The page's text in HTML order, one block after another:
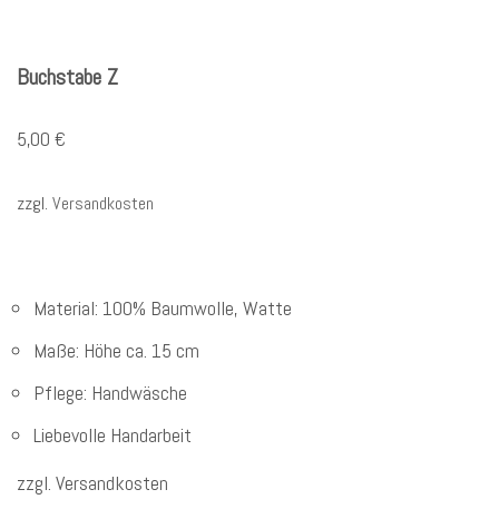
Buchstabe Z
5,00 €
zzgl. Versandkosten
Material: 100% Baumwolle, Watte
Maße: Höhe ca. 15 cm
Pflege: Handwäsche
Liebevolle Handarbeit
zzgl. Versandkosten